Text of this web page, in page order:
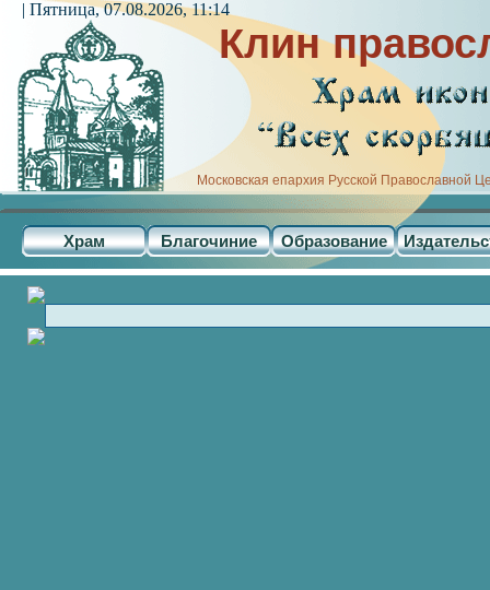
Клин
Московская епархия Русской Православной
Храм Благочиние Образование
| Пятница, 07.08.2026, 11:14